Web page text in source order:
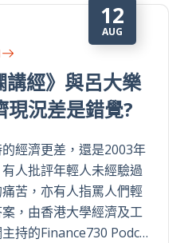
12
AUG
經》與呂大樂
現況差是錯覺?
經濟更差，還是2003年
人批評年輕人未經驗過
苦，亦有人指罵人們輕
，由香港大學經濟及工
持的Finance730 Podc…